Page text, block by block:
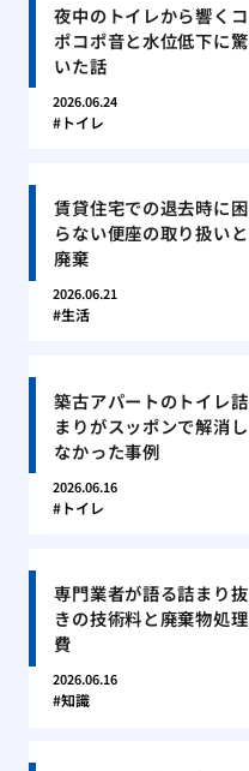
夜中のトイレから響くコ
ポコポ音と水位低下に驚
いた話
2026.06.24
トイレ
賃貸住宅での退去時に困
らない便座の取り扱いと
廃棄
2026.06.21
生活
築古アパートのトイレ詰
まりがスッポンで解消し
なかった事例
2026.06.16
トイレ
専門業者が語る詰まり抜
きの技術料と廃棄物処理
費
2026.06.16
知識